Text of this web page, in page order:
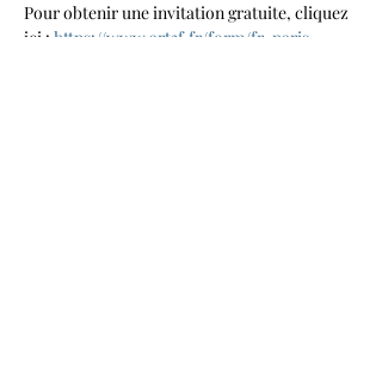
Pour obtenir une invitation gratuite, cliquez
ici : https://www.art3f.fr/form/fr-paris-